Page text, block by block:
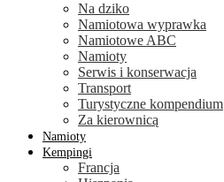
Na dziko
Namiotowa wyprawka
Namiotowe ABC
Namioty
Serwis i konserwacja
Transport
Turystyczne kompendium
Za kierownicą
Namioty
Kempingi
Francja